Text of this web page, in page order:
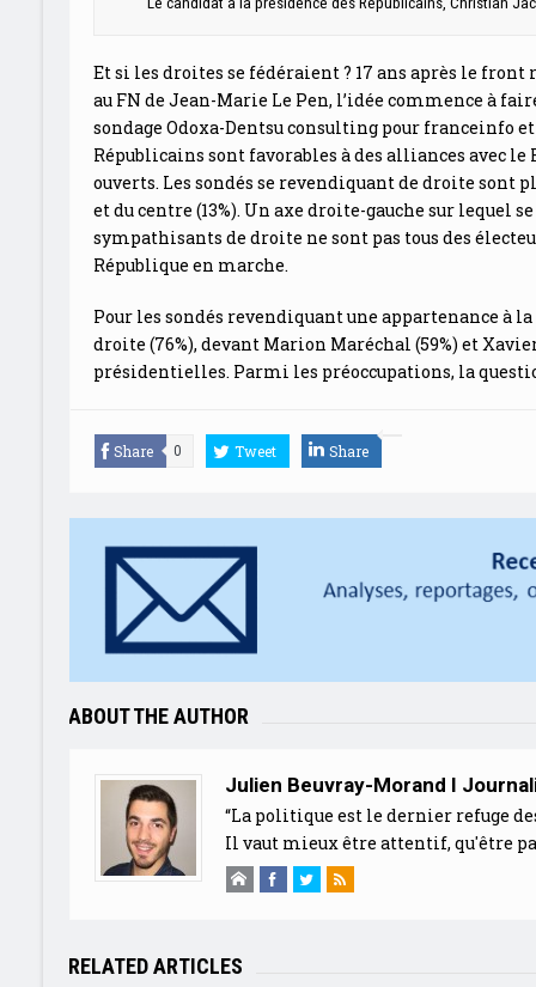
Et si les droites se fédéraient ? 17 ans après le
au FN de Jean-Marie Le Pen, l’idée commence à
sondage Odoxa-Dentsu consulting pour franceinfo
Républicains sont favorables à des alliances avec
ouverts. Les sondés se revendiquant de droite sont
et du centre (13%). Un axe droite-gauche sur
sympathisants de droite ne sont pas tous des
République en marche.
Pour les sondés revendiquant une appartenance à
droite (76%), devant Marion Maréchal (59%) et
présidentielles. Parmi les préoccupations, la
Share 0 Tweet Share
ABOUT THE AUTHOR
Julien Beuvray-Morand I
“La politique est le dernier refuge
Il vaut mieux être attentif, qu'être
RELATED ARTICLES